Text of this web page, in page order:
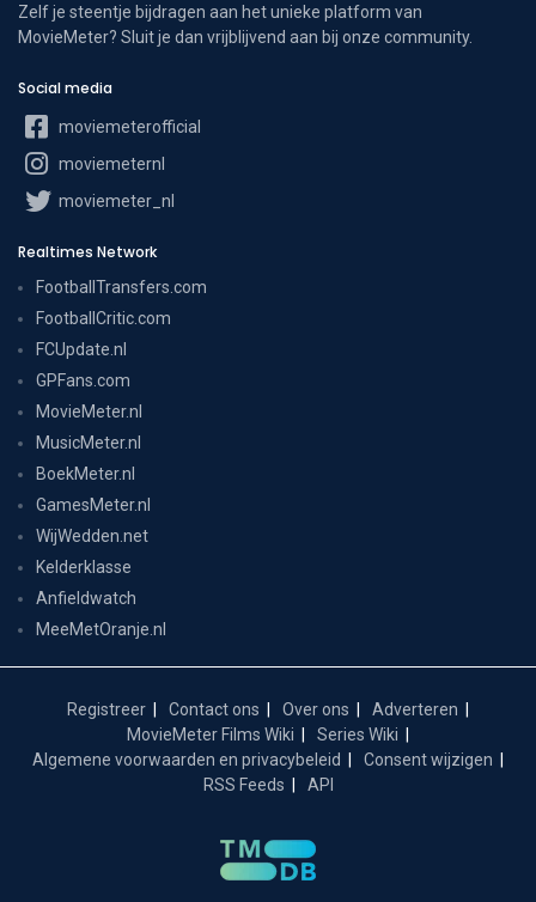
Zelf je steentje bijdragen aan het unieke platform van
MovieMeter? Sluit je dan vrijblijvend aan bij onze community.
Social media
moviemeterofficial
moviemeternl
moviemeter_nl
Realtimes Network
FootballTransfers.com
FootballCritic.com
FCUpdate.nl
GPFans.com
MovieMeter.nl
MusicMeter.nl
BoekMeter.nl
GamesMeter.nl
WijWedden.net
Kelderklasse
Anfieldwatch
MeeMetOranje.nl
Registreer Contact ons Over ons
Adverteren
MovieMeter Films Wiki
Series Wiki
Algemene voorwaarden en privacybeleid
Consent wijzigen
RSS Feeds
API